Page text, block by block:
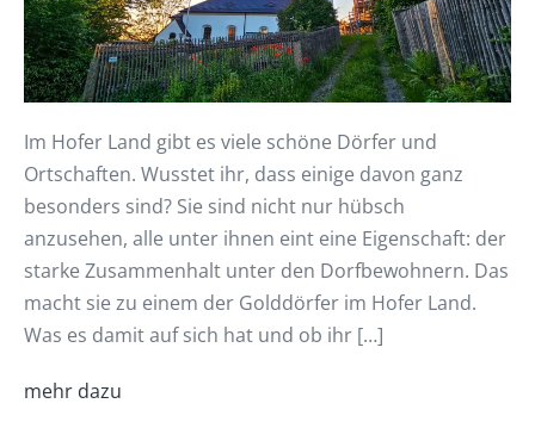
Im Hofer Land gibt es viele schöne Dörfer und
Ortschaften. Wusstet ihr, dass einige davon ganz
besonders sind? Sie sind nicht nur hübsch
anzusehen, alle unter ihnen eint eine Eigenschaft: der
starke Zusammenhalt unter den Dorfbewohnern. Das
macht sie zu einem der Golddörfer im Hofer Land.
Was es damit auf sich hat und ob ihr […]
mehr dazu